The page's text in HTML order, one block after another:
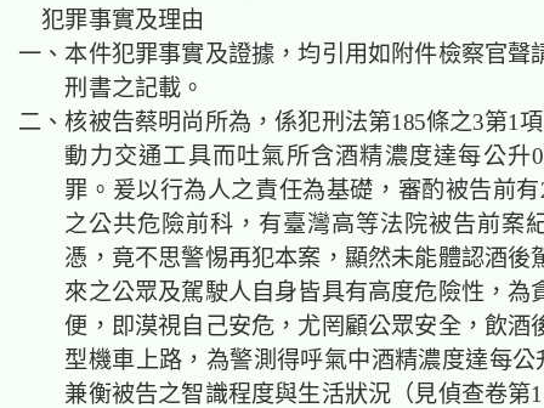
犯罪事實及理由
一、本件犯罪事實及證據，均引用如附件檢察官聲
刑書之記載。
二、核被告蔡明尚所為，係犯刑法第185條之3第1
動力交通工具而吐氣所含酒精濃度達每公升
罪。爰以行為人之責任為基礎，審酌被告前
之公共危險前科，有臺灣高等法院被告前案
憑，竟不思警惕再犯本案，顯然未能體認酒後
來之公眾及駕駛人自身皆具有高度危險性，為
便，即漠視自己安危，尤罔顧公眾安全，飲酒
型機車上路，為警測得呼氣中酒精濃度達每公
兼衡被告之智識程度與生活狀況（見偵查卷第